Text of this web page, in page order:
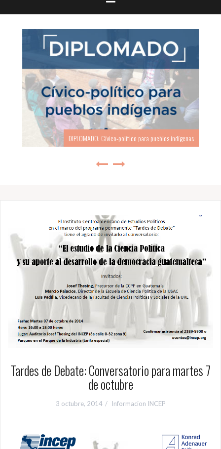
DIPLOMADO: Cívico-político para pueblos indígenas
Tardes de Debate: Conversatorio para martes 7
de octubre
3 octubre, 2014 Informacion INCEP